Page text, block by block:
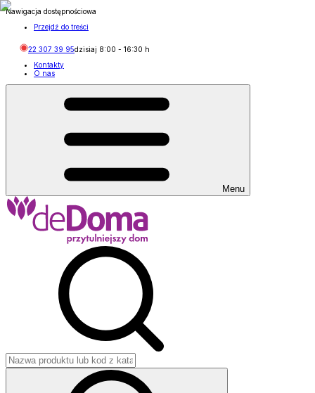
Nawigacja dostępnościowa
Przejdź do treści
22 307 39 95dzisiaj 8:00 - 16:30 h
Kontakty
O nas
Menu